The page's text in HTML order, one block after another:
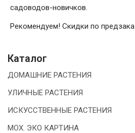
садоводов-новичков.
Рекомендуем! Скидки по
Каталог
ДОМАШНИЕ РАСТЕНИЯ
УЛИЧНЫЕ РАСТЕНИЯ
ИСКУССТВЕННЫЕ РАСТЕНИЯ
МОХ. ЭКО КАРТИНА